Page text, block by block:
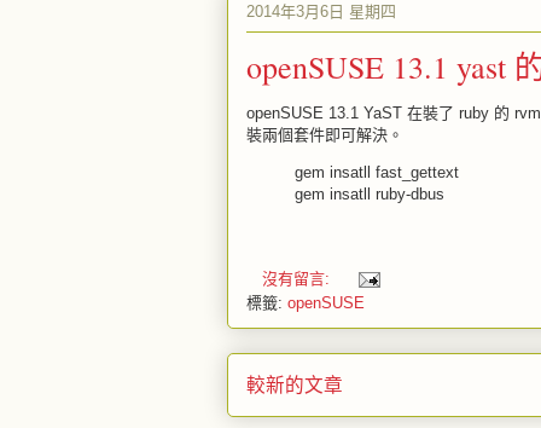
2014年3月6日 星期四
openSUSE 13.1 yast
openSUSE 13.1 YaST 在裝了 ruby 的
裝兩個套件即可解決。
gem insatll fast_gettext
gem insatll ruby-dbus
沒有留言:
標籤: openSUSE
較新的文章